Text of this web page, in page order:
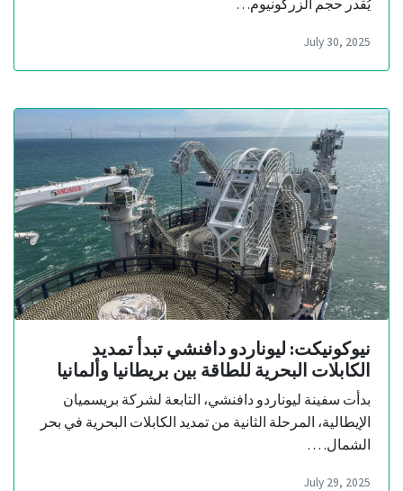
July 30, 2025
نيوكونيكت: ليوناردو دافنشي تبدأ تمديد
الكابلات البحرية للطاقة بين بريطانيا وألمانيا
بدأت سفينة ليوناردو دافنشي، التابعة لشركة بريسميان
الإيطالية، المرحلة الثانية من تمديد الكابلات البحرية في بحر
الشمال. …
July 29, 2025